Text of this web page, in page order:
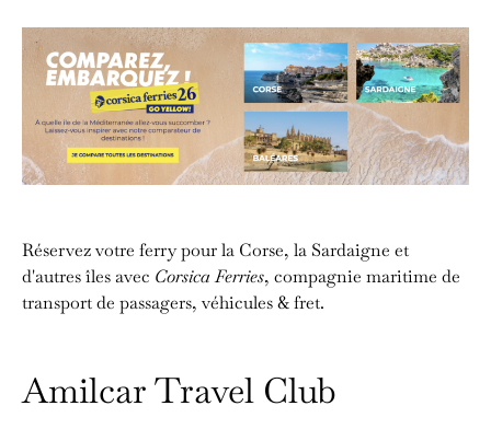
Réservez votre ferry pour la Corse, la Sardaigne et
d'autres îles avec Corsica Ferries, compagnie maritime de
transport de passagers, véhicules & fret.
Amilcar Travel Club